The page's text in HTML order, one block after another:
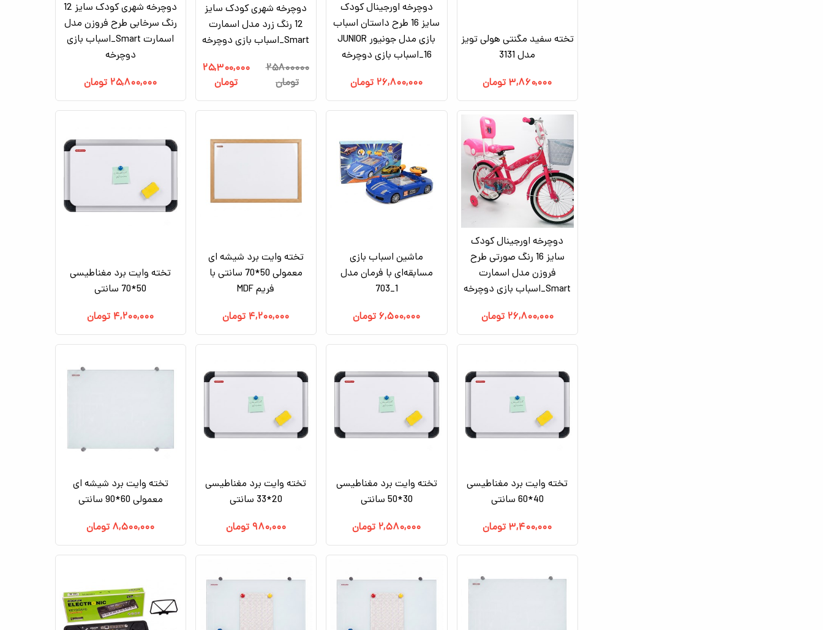
تخته سفید مگنتی هولی تویز
مدل 3131
۳,۸۶۰,۰۰۰تومان
دوچرخه اورجینال کودک
سایز 16 طرح داستان اسباب
بازی مدل جونیور JUNIOR
16_اسباب بازی دوچرخه
۲۶,۸۰۰,۰۰۰ تومان
دوچرخه شهری کودک سایز
12 رنگ زرد مدل اسمارت
Smart_اسباب بازی دوچرخه
۲۵۸۰۰۰۰۰
تومان
۲۵,۳۰۰,۰۰۰
تومان
دوچرخه شهری کودک سایز 12
رنگ سرخابی طرح فروزن مدل
اسمارت Smart_اسباب بازی
دوچرخه
۲۵,۸۰۰,۰۰۰ تومان
دوچرخه اورجینال کودک
سایز 16 رنگ صورتی طرح
فروزن مدل اسمارت
Smart_اسباب بازی دوچرخه
۲۶,۸۰۰,۰۰۰ تومان
ماشین اسباب بازی
مسابقه‌ای با فرمان مدل
1_703
۶,۵۰۰,۰۰۰تومان
تخته وایت برد شیشه ای
معمولی 50*70 سانتی با
فریم MDF
۴,۲۰۰,۰۰۰ تومان
تخته وایت برد مغناطیسی
50*70 سانتی
۴,۲۰۰,۰۰۰ تومان
تخته وایت برد مغناطیسی
40*60 سانتی
۳,۴۰۰,۰۰۰تومان
تخته وایت برد مغناطیسی
30*50 سانتی
۲,۵۸۰,۰۰۰ تومان
تخته وایت برد مغناطیسی
20*33 سانتی
۹۸۰,۰۰۰ تومان
تخته وایت برد شیشه ای
معمولی 60*90 سانتی
۸,۵۰۰,۰۰۰تومان